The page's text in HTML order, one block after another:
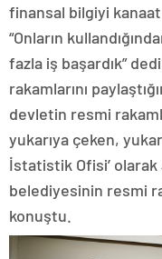
finansal bilgiyi
“Onların
fazla iş başardık”
rakamlarını
devletin resmi
yukarıya çeken,
İstatistik Ofisi’
belediyesinin resmi
konuştu.